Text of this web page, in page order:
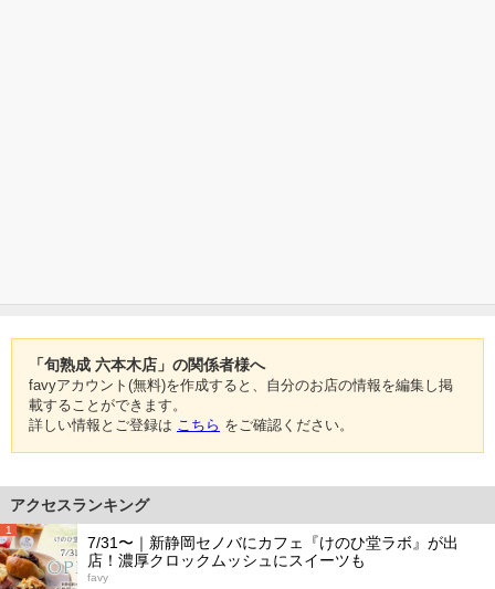
「旬熟成 六本木店」の関係者様へ
favyアカウント(無料)を作成すると、自分のお店の情報を編集し掲
載することができます。
詳しい情報とご登録は こちら をご確認ください。
アクセスランキング
1
7/31〜｜新静岡セノバにカフェ『けのひ堂ラボ』が出
店！濃厚クロックムッシュにスイーツも
favy